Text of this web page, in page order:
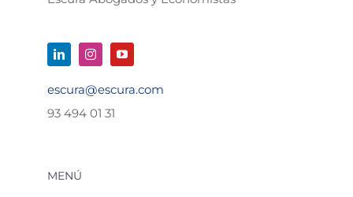
escura@escura.com
93 494 01 31
MENÚ